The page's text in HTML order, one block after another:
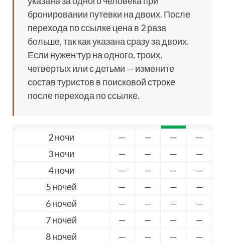
бронировании путевки на двоих. После
перехода по ссылке цена в 2 раза
больше, так как указана сразу за двоих.
Если нужен тур на одного, троих,
четвертых или с детьми — измените
состав туристов в поисковой строке
после перехода по ссылке.
2 ночи — — —
—
3 ночи
— — —
—
4 ночи
— — —
—
5 ночей
— — —
—
6 ночей
— — —
—
7 ночей
— — —
—
8 ночей
— — —
—